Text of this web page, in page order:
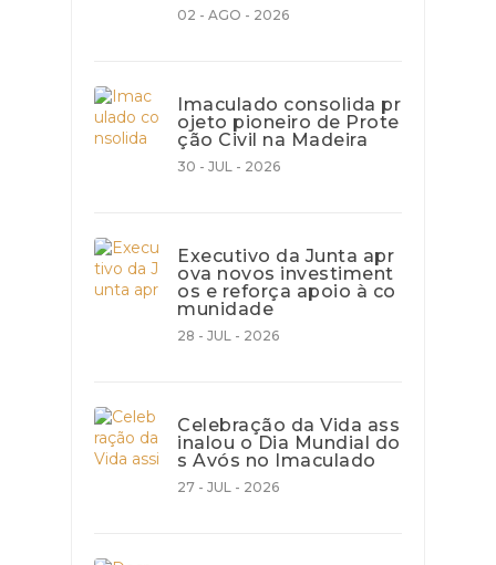
02 - AGO - 2026
Imaculado consolida pr
ojeto pioneiro de Prote
ção Civil na Madeira
30 - JUL - 2026
Executivo da Junta apr
ova novos investiment
os e reforça apoio à co
munidade
28 - JUL - 2026
Celebração da Vida ass
inalou o Dia Mundial do
s Avós no Imaculado
27 - JUL - 2026